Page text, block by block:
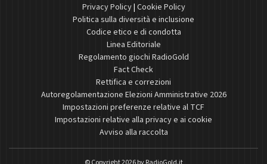
Privacy Policy| Cookie Policy
Politica sulla diversità e inclusione
Codice etico e di condotta
Linea Editoriale
Regolamento giochi RadioGold
Fact Check
Rettifica e correzioni
Autoregolamentazione Elezioni Amministrative 2026
Impostazioni preferenze relative al TCF
Impostazioni relative alla privacy e ai cookie
Avviso alla raccolta